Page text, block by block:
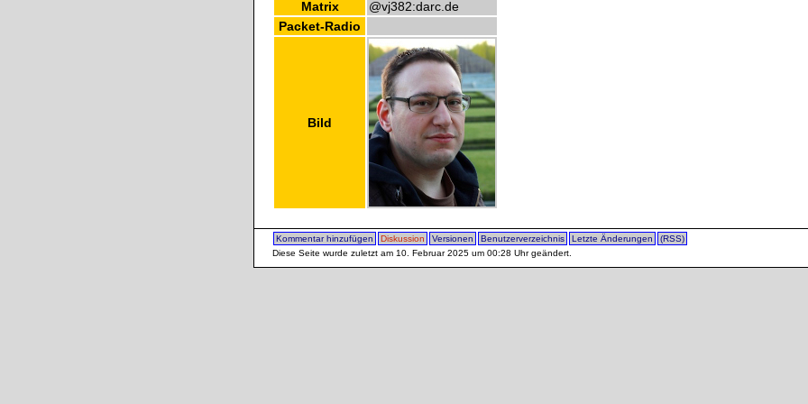
Matrix
@vj382:darc.de
Packet-Radio
Bild
Kommentar hinzufügen Diskussion Versionen Benutzerverzeichnis Letzte Änderungen
(RSS)
Diese Seite wurde zuletzt am 10. Februar 2025 um 00:28 Uhr geändert.